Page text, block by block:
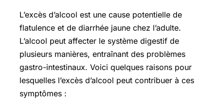
L’excès d’alcool est une cause potentielle de
flatulence et de diarrhée jaune chez l’adulte.
L’alcool peut affecter le système digestif de
plusieurs manières, entraînant des problèmes
gastro-intestinaux. Voici quelques raisons pour
lesquelles l’excès d’alcool peut contribuer à ces
symptômes :